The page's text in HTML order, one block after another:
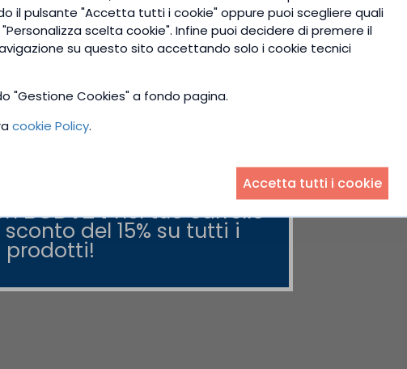
BODY24nel tuo carrello
del 15% su tutti i
prodotti!
le ossa.
che l'assunzione di GABA come integratore
il termine sembra mostrare una connotazione negativa che
importante spegnersi. Questo perché uno stato di
il pulsante "Accetta tutti i cookie" oppure puoi scegliere quali
scelta cookie". Infine puoi decidere di premere il
su questo sito accettando solo i cookie tecnici
"Gestione Cookies" a fondo pagina.
cookie Policy.
Accetta tutti i cookie